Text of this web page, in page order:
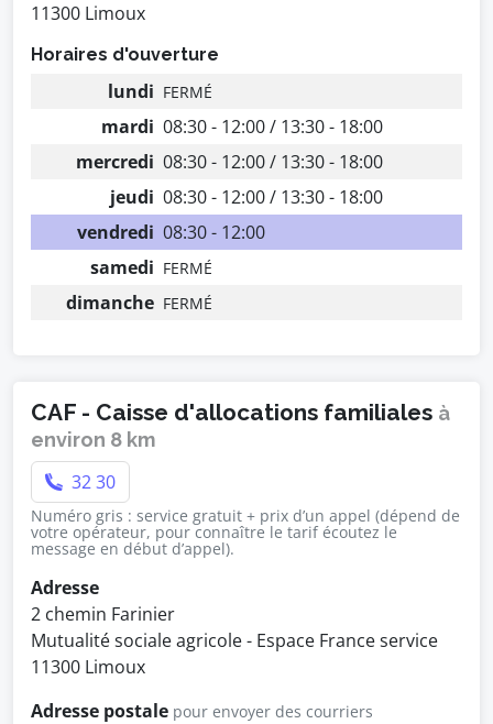
11300 Limoux
Horaires d'ouverture
lundi FERMÉ
mardi 08:30 - 12:00 / 13:30 - 18:00
mercredi 08:30 - 12:00 / 13:30 - 18:00
jeudi 08:30 - 12:00 / 13:30 - 18:00
vendredi 08:30 - 12:00
samedi FERMÉ
dimanche FERMÉ
CAF - Caisse d'allocations familiales à
environ 8 km
32 30
Numéro gris : service gratuit + prix d’un appel (dépend de
votre opérateur, pour connaître le tarif écoutez le
message en début d’appel).
Adresse
2 chemin Farinier
Mutualité sociale agricole - Espace France service
11300 Limoux
Adresse postale pour envoyer des courriers